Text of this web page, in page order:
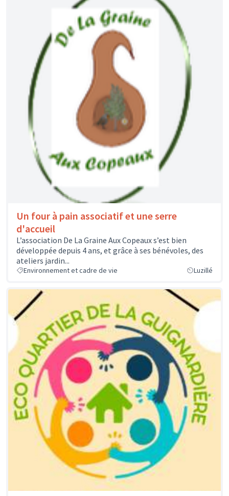
Un four à pain associatif et une serre
d'accueil
L’association De La Graine Aux Copeaux s’est bien
développée depuis 4 ans, et grâce à ses bénévoles, des
ateliers jardin...
Environnement et cadre de vie Luzillé